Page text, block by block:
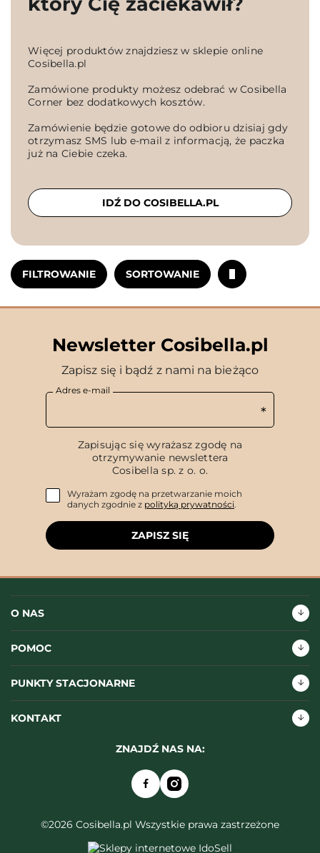
FILTROWANIE SORTOWANIE
Więcej produktów znajdziesz w sklepie online
Cosibella.pl
Zamówione produkty możesz odebrać w Cosibella
Corner bez dodatkowych kosztów.
Zamówienie będzie gotowe do odbioru dzisiaj gdy
otrzymasz SMS lub e-mail z informacją, że paczka
już na Ciebie czeka.
IDŹ DO COSIBELLA.PL
Newsletter Cosibella.pl
Zapisz się i bądź z nami na bieżąco
Adres e-mail
Zapisując się wyrażasz zgodę na
otrzymywanie newslettera
Cosibella sp. z o. o.
Wyrażam zgodę na przetwarzanie moich
danych zgodnie z polityką prywatności.
ZAPISZ SIĘ
O NAS
POMOC
PUNKTY STACJONARNE
KONTAKT
ZNAJDŹ NAS NA:
©2026 Cosibella.pl Wszystkie prawa zastrzeżone